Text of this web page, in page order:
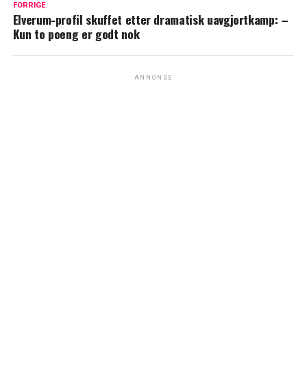
FORRIGE
Elverum-profil skuffet etter dramatisk uavgjortkamp: –
Kun to poeng er godt nok
ANNONSE